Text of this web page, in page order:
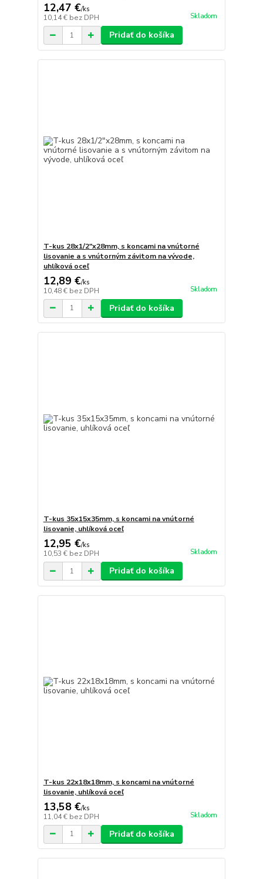
12,47 €/ks
10,14 € bez DPH Skladom
Pridať do košíka
T-kus 28x1/2"x28mm, s koncami na vnútorné
lisovanie a s vnútorným závitom na vývode,
uhlíková oceľ
12,89 €/ks
10,48 € bez DPH Skladom
Pridať do košíka
T-kus 35x15x35mm, s koncami na vnútorné
lisovanie, uhlíková oceľ
12,95 €/ks
10,53 € bez DPH Skladom
Pridať do košíka
T-kus 22x18x18mm, s koncami na vnútorné
lisovanie, uhlíková oceľ
13,58 €/ks
11,04 € bez DPH Skladom
Pridať do košíka